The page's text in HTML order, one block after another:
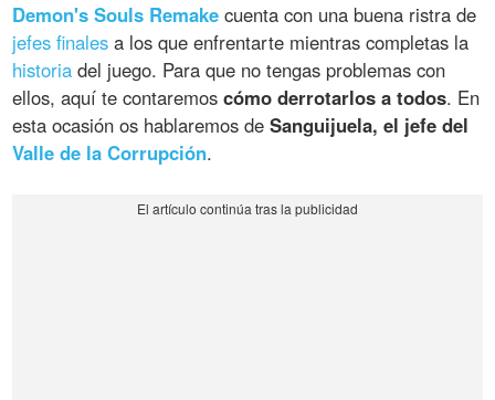
Demon's Souls Remake cuenta con una buena ristra de
jefes finales a los que enfrentarte mientras completas la
historia del juego. Para que no tengas problemas con
ellos, aquí te contaremoscómo derrotarlos a todos. En
esta ocasión os hablaremos deSanguijuela, el jefe del
Valle de la Corrupción.